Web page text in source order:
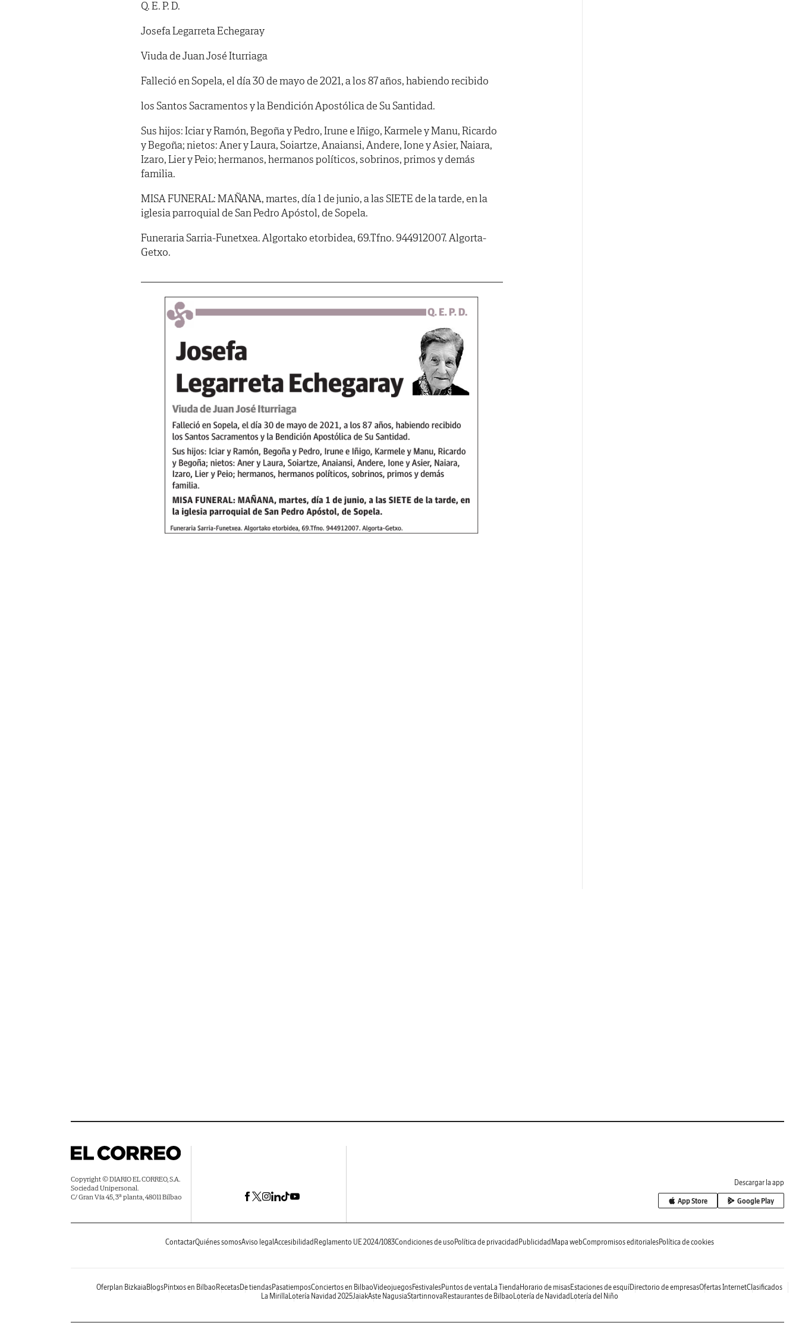
Q. E. P. D.
Josefa Legarreta Echegaray
Viuda de Juan José Iturriaga
Falleció en Sopela, el día 30 de mayo de 2021, a los 87 años, habiendo recibido
los Santos Sacramentos y la Bendición Apostólica de Su Santidad.
Sus hijos: Iciar y Ramón, Begoña y Pedro, Irune e Iñigo, Karmele y Manu, Ricardo
y Begoña; nietos: Aner y Laura, Soiartze, Anaiansi, Andere, Ione y Asier, Naiara,
Izaro, Lier y Peio; hermanos, hermanos políticos, sobrinos, primos y demás
familia.
MISA FUNERAL: MAÑANA, martes, día 1 de junio, a las SIETE de la tarde, en la
iglesia parroquial de San Pedro Apóstol, de Sopela.
Funeraria Sarria-Funetxea. Algortako etorbidea, 69.Tfno. 944912007. Algorta-
Getxo.
Copyright © DIARIO EL CORREO, S.A.
Sociedad Unipersonal.
C/ Gran Vía 45, 3ª planta, 48011 Bilbao
Descargar la app
App Store Google Play
ContactarQuiénes somosAviso legal Accesibilidad Reglamento UE 2024/1083Condiciones de uso Política de privacidad Publicidad Mapa webCompromisos editorialesPolítica de cookies
Oferplan Bizkaia BlogsPintxos en Bilbao RecetasDe tiendasPasatiemposConciertos en BilbaoVideojuegosFestivalesPuntos de venta La Tienda Horario de misasEstaciones de esquíDirectorio de empresasOfertas InternetClasificados
La Mirilla Lotería Navidad 2025JaiakAste NagusiaStartinnova Restaurantes de Bilbao Lotería de Navidad Lotería del Niño